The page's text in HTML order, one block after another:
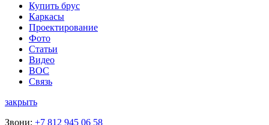
Купить брус
Каркасы
Проектирование
Фото
Статьи
Видео
ВОС
Связь
закрыть
Звони: +7 812 945 06 58